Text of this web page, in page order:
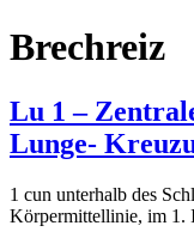
Brechreiz
Lu 1 –
Lunge-
1 cun unterhalb des
Körpermittellinie, im 1.